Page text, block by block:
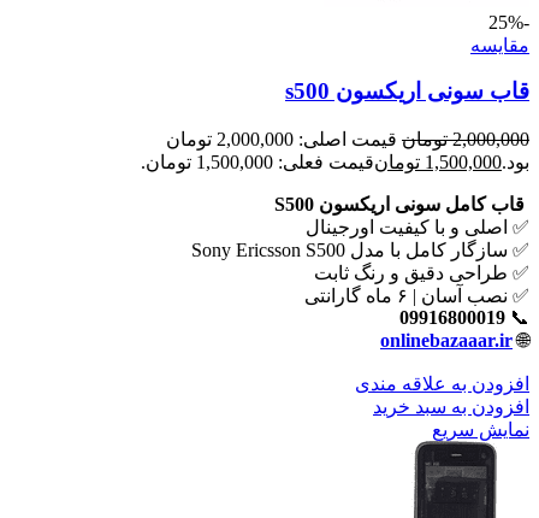
-25%
مقايسه
قاب سونی اریکسون s500
2,000,000 تومان
قیمت اصلی: 2,000,000 تومان
بود.1,500,000 تومانقیمت فعلی: 1,500,000 تومان.
قاب کامل سونی اریکسون S500
✅ اصلی و با کیفیت اورجینال
✅ سازگار کامل با مدل Sony Ericsson S500
✅ طراحی دقیق و رنگ ثابت
✅ نصب آسان | ۶ ماه گارانتی
📞
09916800019
🌐
onlinebazaaar.ir
افزودن به علاقه مندی
افزودن به سبد خرید
نمایش سریع